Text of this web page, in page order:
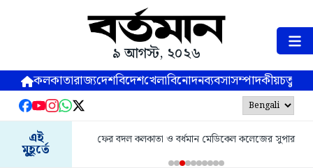
৯ আগস্ট, ২০২৬
কলকাতারাজ্যদেশবিদেশখেলাবিনোদনব্যবসাসম্পাদকীয়
এই
মুহূর্তে
ফের বদল কলকাতা ও বর্ধমান মেডিকেল কলেজের সুপার